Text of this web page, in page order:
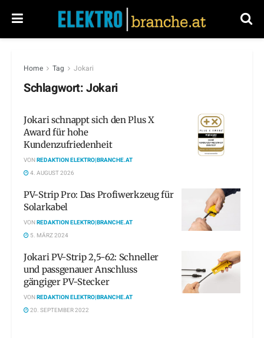
Home Tag Jokari
Schlagwort:Jokari
Jokari schnappt sich den Plus X
Award für hohe
Kundenzufriedenheit
VONREDAKTION ELEKTRO|BRANCHE.AT
4. AUGUST 2026
PV-Strip Pro: Das Profiwerkzeug für
Solarkabel
VONREDAKTION ELEKTRO|BRANCHE.AT
5. MÄRZ 2024
Jokari PV-Strip 2,5-62: Schneller
und passgenauer Anschluss
gängiger PV-Stecker
VONREDAKTION ELEKTRO|BRANCHE.AT
20. SEPTEMBER 2022